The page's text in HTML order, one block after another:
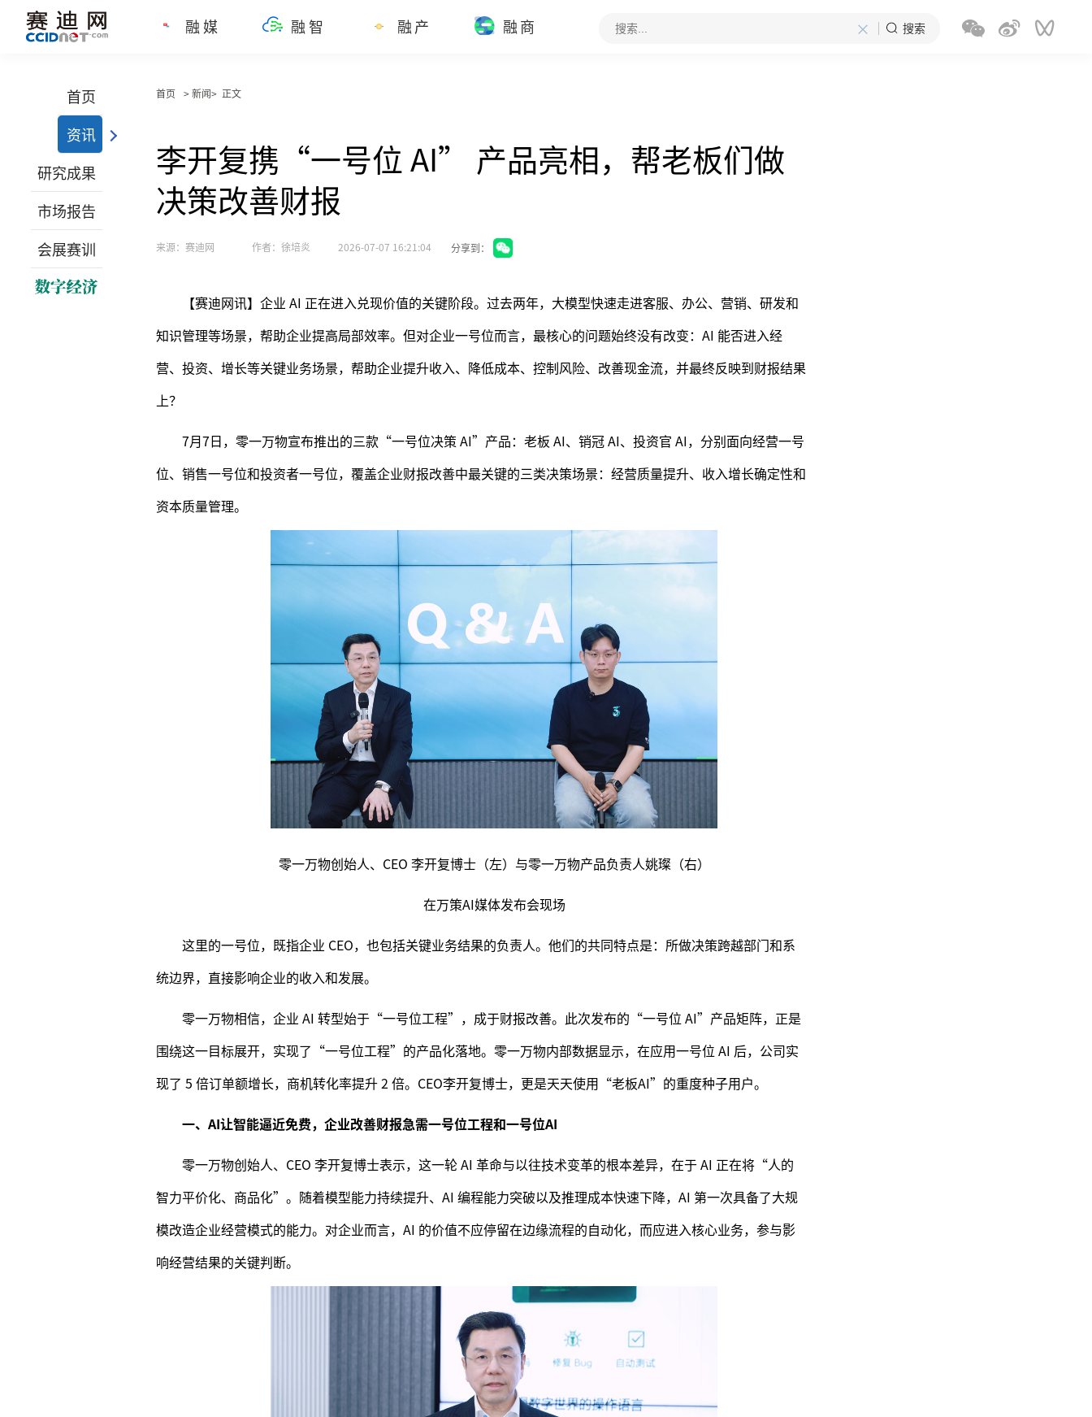
融媒 融智 融产 融商 × 搜索
首页
资讯
研究成果
市场报告
会展赛训
首页 > 新闻> 正文
李开复携“一号位 AI” 产品亮相，帮老板们做
决策改善财报
来源：赛迪网 作者：徐培炎 2026-07-07 16:21:04 分享到：
【赛迪网讯】企业 AI 正在进入兑现价值的关键阶段。过去两年，大模型快速走进客服、办公、营销、研发和
知识管理等场景，帮助企业提高局部效率。但对企业一号位而言，最核心的问题始终没有改变：AI 能否进入经
营、投资、增长等关键业务场景，帮助企业提升收入、降低成本、控制风险、改善现金流，并最终反映到财报结果
上？
7月7日，零一万物宣布推出的三款“一号位决策 AI”产品：老板 AI、销冠 AI、投资官 AI，分别面向经营一号
位、销售一号位和投资者一号位，覆盖企业财报改善中最关键的三类决策场景：经营质量提升、收入增长确定性和
资本质量管理。
零一万物创始人、CEO 李开复博士（左）与零一万物产品负责人姚璨（右）
在万策AI媒体发布会现场
这里的一号位，既指企业 CEO，也包括关键业务结果的负责人。他们的共同特点是：所做决策跨越部门和系
统边界，直接影响企业的收入和发展。
零一万物相信，企业 AI 转型始于“一号位工程”，成于财报改善。此次发布的“一号位 AI”产品矩阵，正是
围绕这一目标展开，实现了“一号位工程”的产品化落地。零一万物内部数据显示，在应用一号位 AI 后，公司实
现了 5 倍订单额增长，商机转化率提升 2 倍。CEO李开复博士，更是天天使用“老板AI”的重度种子用户。
一、AI让智能逼近免费，企业改善财报急需一号位工程和一号位AI
零一万物创始人、CEO 李开复博士表示，这一轮 AI 革命与以往技术变革的根本差异，在于 AI 正在将“人的
智力平价化、商品化”。随着模型能力持续提升、AI 编程能力突破以及推理成本快速下降，AI 第一次具备了大规
模改造企业经营模式的能力。对企业而言，AI 的价值不应停留在边缘流程的自动化，而应进入核心业务，参与影
响经营结果的关键判断。